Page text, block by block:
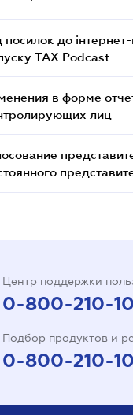
посилок до
TAX Podcast
в форме
лиц
Центр поддержки
0-800-210-
Подбор продуктов и
0-800-210-